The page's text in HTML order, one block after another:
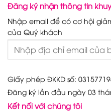
Đăng ký nhận thông tin
Nhập email để có cơ hội
của Quý khách
Giấy phép ĐKKD số:
Đăng ký lần đầu ngày 03
Kết nối với chúng tôi